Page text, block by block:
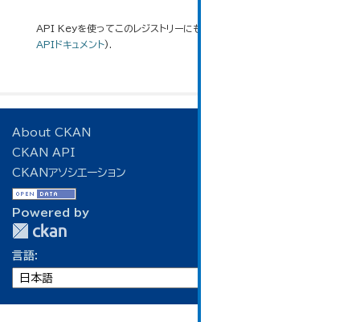
API Keyを使ってこのレジストリーにもアクセス可能です
APIドキュメント).
About CKAN
CKAN API
CKANアソシエーション
Powered by
言語